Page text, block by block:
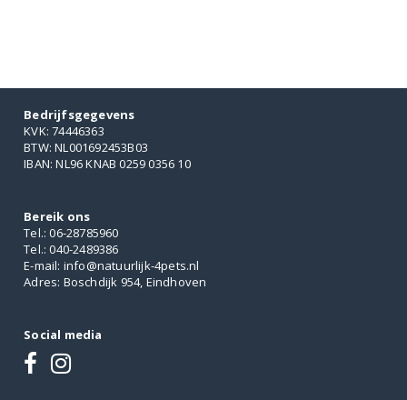
Bedrijfsgegevens
KVK: 74446363
BTW: NL001692453B03
IBAN: NL96 KNAB 0259 0356 10
Bereik ons
Tel.: 06-28785960
Tel.: 040-2489386
E-mail: info@natuurlijk-4pets.nl
Adres: Boschdijk 954, Eindhoven
Social media